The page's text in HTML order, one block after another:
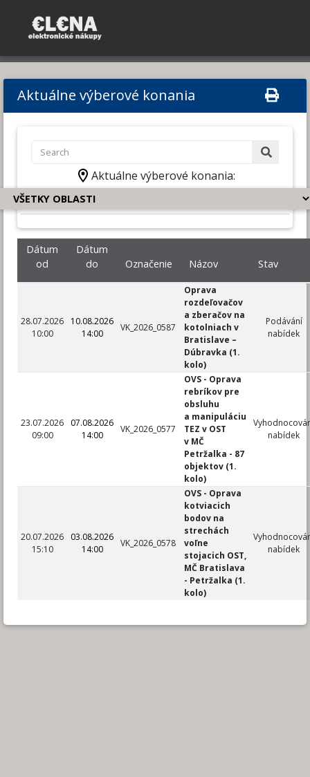
Aktuálne výberové konania
Aktuálne výberové konania:
Dátum
od
Dátum
do
Označenie Názov Stav
28.07.2026
10:00
10.08.2026
14:00
VK_2026_0587
Oprava
rozdeľovačov
a zberačov na
kotolniach v
Bratislave –
Dúbravka (1.
kolo)
Podávání
nabídek
23.07.2026
09:00
07.08.2026
14:00
VK_2026_0577
OVS - Oprava
rebríkov pre
obsluhu
a manipuláciu
TEZ v OST
v MČ
Petržalka - 87
objektov (1.
kolo)
nabídek
20.07.2026
15:10
03.08.2026
14:00
VK_2026_0578
OVS - Oprava
kotviacich
bodov na
strechách
voľne
stojacich OST,
MČ Bratislava
- Petržalka (1.
kolo)
nabídek